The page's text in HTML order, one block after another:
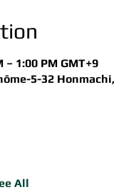
– 1:00 PM GMT+9
5-32
All